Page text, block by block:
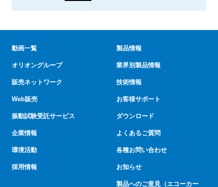
動画一覧
オリオングループ
販売ネットワーク
Web販売
振動試験受託サービス
企業情報
環境活動
採用情報
製品情報
業界別製品情報
技術情報
お客様サポート
ダウンロード
よくあるご質問
各種お問い合わせ
お知らせ
製品へのご意見（エコーカー